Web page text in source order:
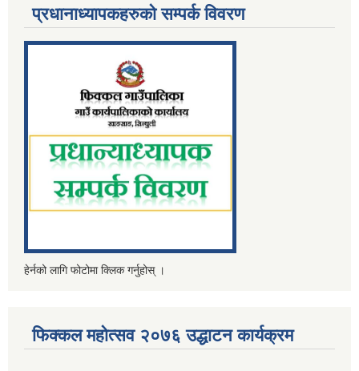
प्रधानाध्यापकहरुको सम्पर्क विवरण
हेर्नको लागि फोटोमा क्लिक गर्नुहोस् ।
फिक्कल महोत्सव २०७६ उद्धाटन कार्यक्रम